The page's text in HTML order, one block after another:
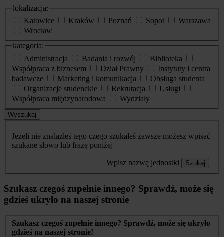
lokalizacja:
Katowice
Kraków Poznań Sopot
Warszawa
Wrocław
kategoria:
Administracja
Badania i rozwój
Biblioteka
Współpraca z biznesem
Dział Prawny
Instytuty i centra
badawcze
Marketing i komunikacja
Obsługa studenta
Organizacje studenckie
Rekrutacja
Usługi
Współpraca międzynarodowa
Wydziały
Wyszukaj
Jeżeli nie znalazłeś tego czego szukałeś zawsze możesz wpisać
szukane słowo lub frazę poniżej
Wpisz nazwę jednostki Szukaj
Szukasz czegoś zupełnie innego? Sprawdź, może się
gdzieś ukryło na naszej stronie
Szukasz czegoś zupełnie innego? Sprawdź, może się ukryło
gdzieś na naszej stronie!